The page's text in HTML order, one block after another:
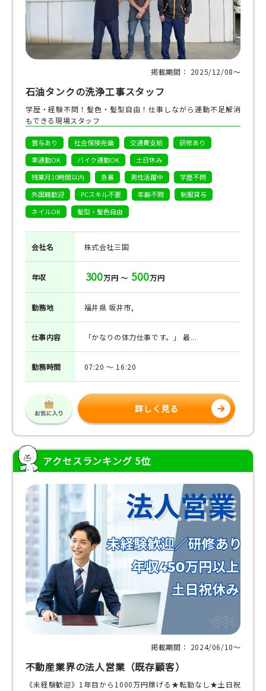
掲載期間： 2025/12/08〜
石油タンクの洗浄工事スタッフ
学歴・経験不問！髪色・髪型自由！仕事しながら運動不足解消
もできる現場スタッフ
賞与あり 社会保険完備 交通費支給
研修あり
車通勤OK
バイク通勤OK
土日休み
残業月10時間以内
急募 男性活躍中
学歴不問
外国籍歓迎
PCスキル不要 年齢不問
制服貸与
ネイルOK
髪型・髪色自由
会社名 株式会社三国
年収 300万円 ～ 500万円
勤務地 福井県 坂井市,
仕事内容 「かなりの体力仕事です。」 最...
勤務時間 07:20 ～ 16:20
詳しく見る
アクセスランキング 5位
掲載期間： 2024/06/10〜
不動産業界の法人営業（既存顧客）
《未経験歓迎》1年目から1000万円稼げる★転勤なし★土日祝